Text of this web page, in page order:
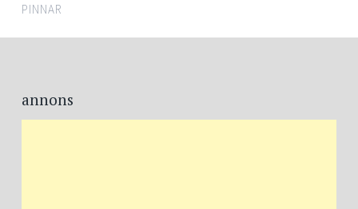
PINNAR
annons